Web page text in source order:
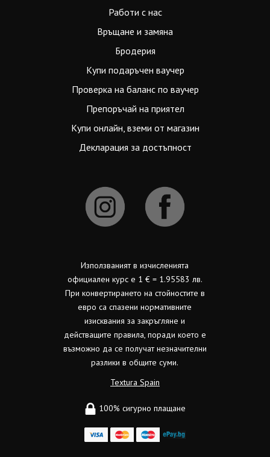
Работи с нас
Връщане и замяна
Бродерия
Купи подаръчен ваучер
Проверка на баланс по ваучер
Препоръчай на приятел
Купи онлайн, вземи от магазин
Декларация за достъпност
Използваният в изчисленията
официален курс е 1 € = 1.95583 лв.
При конвертирането на стойностите в
евро са спазени нормативните
изисквания за закръгляне и
действащите правила, поради което е
възможно да се получат незначителни
разлики в общите суми.
Textura Spain
100% сигурно плащане